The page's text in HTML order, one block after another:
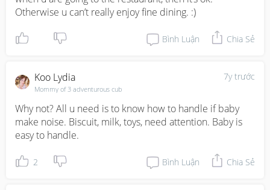
Otherwise u can’t really enjoy fine dining. :)
Bình Luận Chia Sẻ
7y trước
Koo Lydia
Mommy of 3 adventurous cub
Why not? All u need is to know how to handle if baby
make noise. Biscuit, milk, toys, need attention. Baby is
easy to handle.
2 Bình Luận Chia Sẻ